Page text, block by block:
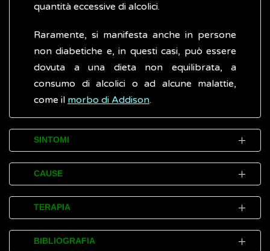
quantità eccessive di alcolici.
Raramente, si manifesta anche in persone
non diabetiche e, in questi casi, può essere
dovuta a una dieta non equilibrata, a
consumo di alcolici o ad alcune malattie,
come il morbo di Addison.
SINTOMI
I disturbi (sintomi) causati dall'ipoglicemia, di
solito, si manifestano quando i livelli di
glucosio nel sangue sono inferiori a 70
milligrammi/decilitro.
CAUSE
Nella maggior parte dei casi, l'ipoglicemia
colpisce le persone condiabetema, più
raramente, può verificarsi anche come
TERAPIA
Nella maggior parte dei casi è possibile
BIBLIOGRAFIA